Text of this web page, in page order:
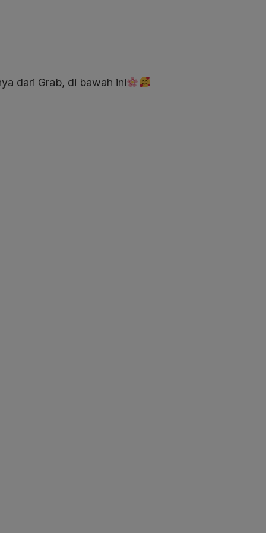
dari Grab, di bawah ini